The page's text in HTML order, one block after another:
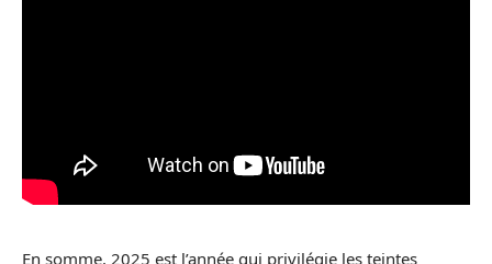
En somme, 2025 est l’année qui privilégie les teintes